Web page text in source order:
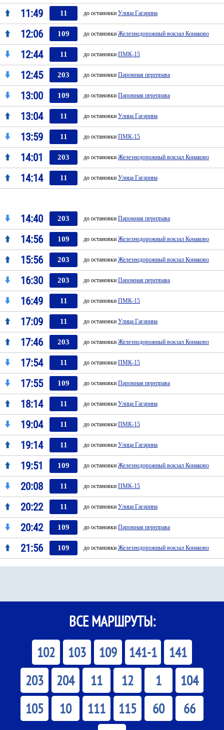
11:49 11 до остановки Улица Гагарина
12:06 109 до остановки Железнодорожный вокзал Конаково
12:44 11 до остановки ПМК-15
12:45 203 до остановки Паромная переправа
13:00 109 до остановки Паромная переправа
13:04 11 до остановки Улица Гагарина
13:59 11 до остановки ПМК-15
14:01 203 до остановки Железнодорожный вокзал Конаково
14:14 11 до остановки Улица Гагарина
14:40 203 до остановки Паромная переправа
14:56 109 до остановки Железнодорожный вокзал Конаково
15:56 203 до остановки Железнодорожный вокзал Конаково
16:30 203 до остановки Паромная переправа
16:49 11 до остановки ПМК-15
17:09 11 до остановки Улица Гагарина
17:46 203 до остановки Железнодорожный вокзал Конаково
17:54 11 до остановки ПМК-15
17:55 109 до остановки Паромная переправа
18:14 11 до остановки Улица Гагарина
19:04 11 до остановки ПМК-15
19:14 11 до остановки Улица Гагарина
19:51 109 до остановки Железнодорожный вокзал Конаково
20:08 11 до остановки ПМК-15
20:22 11 до остановки Улица Гагарина
20:42 109 до остановки Паромная переправа
21:56 109 до остановки Железнодорожный вокзал Конаково
ВСЕ МАРШРУТЫ:
102 103 109 141-1
141
203
204 11 12 1
104
105
10 111 115 60
66